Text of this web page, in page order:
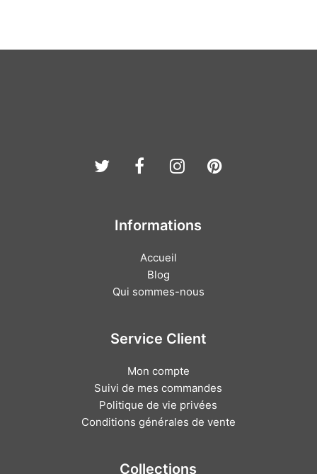
TwitterFacebook
Instagram
Pinterest
Informations
Accueil
Blog
Qui sommes-nous
Service Client
Mon compte
Suivi de mes commandes
Politique de vie privées
Conditions générales de vente
Collections